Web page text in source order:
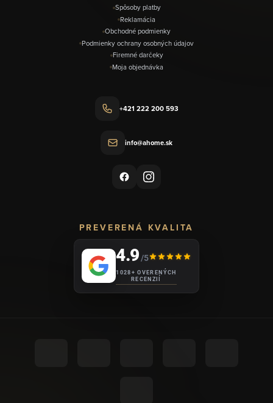
Spôsoby platby
Reklamácia
Obchodné podmienky
Podmienky ochrany osobných údajov
Firemné darčeky
Moja objednávka
+421 222 200 593
info@ahome.sk
PREVERENÁ KVALITA
4.9/5
1028+ OVERENÝCH
RECENZIÍ